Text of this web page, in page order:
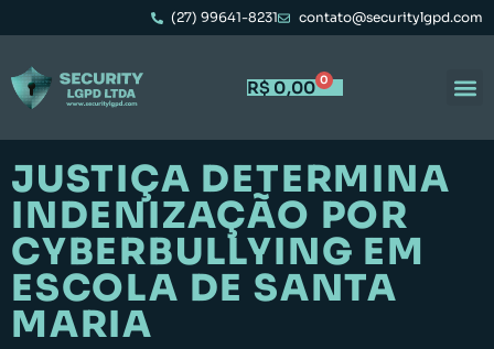
(27) 99641-8231 contato@securitylgpd.com
R$ 0,00 0
JUSTIÇA DETERMINA
INDENIZAÇÃO POR
CYBERBULLYING EM
ESCOLA DE SANTA
MARIA